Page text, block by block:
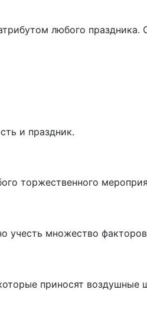
любого праздника.
и праздник.
торжественного
множество
приносят